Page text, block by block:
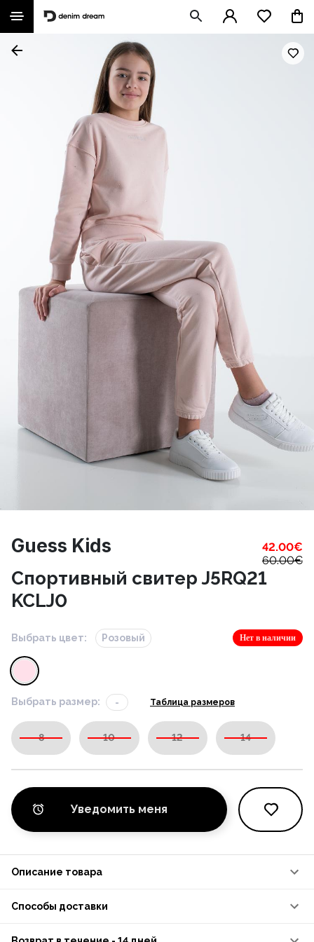
Guess Kids 42.00€
60.00€
Cпортивный свитер J5RQ21
KCLJ0
Выбрать цвет: Розовый Нет в наличии
Выбрать размер: - Таблица размеров
8 10 12 14
Уведомить меня
Описание товара
Способы доставки